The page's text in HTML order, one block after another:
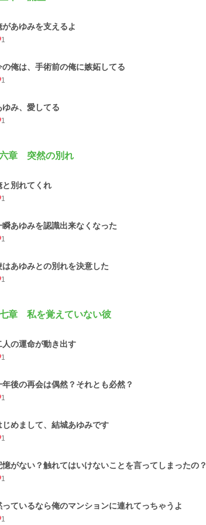
があゆみを支えるよ
1
の俺は、手術前の俺に嫉妬してる
1
ゆみ、愛してる
1
章 突然の別れ
と別れてくれ
1
瞬あゆみを認識出来なくなった
1
はあゆみとの別れを決意した
1
章 私を覚えていない彼
人の運命が動き出す
1
年後の再会は偶然？それとも必然？
1
じめまして、結城あゆみです
1
憶がない？触れてはいけないことを言ってしまったの？
1
っているなら俺のマンションに連れてっちゃうよ
1